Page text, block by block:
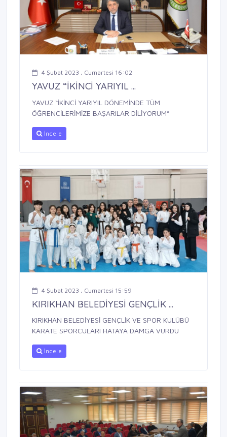
4 Şubat 2023 , Cumartesi 16:02
YAVUZ “İKİNCİ YARIYIL ...
YAVUZ “İKİNCİ YARIYIL DÖNEMİNDE TÜM
ÖĞRENCİLERİMİZE BAŞARILAR DİLİYORUM”
İncele
4 Şubat 2023 , Cumartesi 15:59
KIRIKHAN BELEDİYESİ GENÇLİK ...
KIRIKHAN BELEDİYESİ GENÇLİK VE SPOR KULÜBÜ
KARATE SPORCULARI HATAYA DAMGA VURDU
İncele